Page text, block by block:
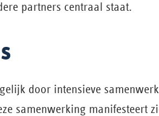
partners centraal staat.
door intensieve
samenwerking manifesteert